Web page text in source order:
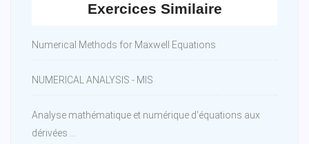
Exercices Similaire
Numerical Methods for Maxwell Equations
NUMERICAL ANALYSIS - MIS
Analyse mathématique et numérique d'équations aux
dérivées ...